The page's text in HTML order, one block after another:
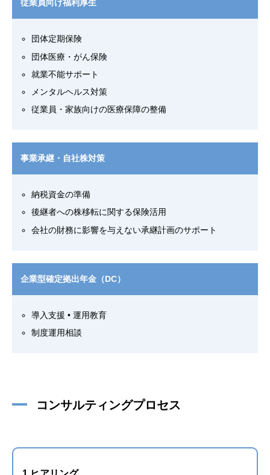
従業員向け福利厚生
団体定期保険
団体医療・がん保険
就業不能サポート
メンタルヘルス対策
従業員・家族向けの医療保障の整備
事業承継・自社株対策
納税資金の準備
後継者への株移転に関する保険活用
会社の財務に影響を与えない承継計画のサポート
企業型確定拠出年金（DC）
導入支援 • 運用教育
制度運用相談
コンサルティングプロセス